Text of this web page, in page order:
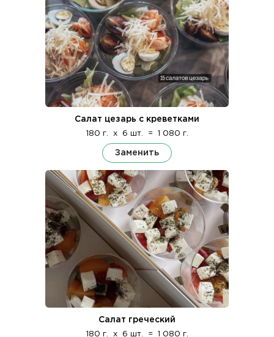
Салат цезарь с креветками
180 г. x 6 шт. = 1 080 г.
Заменить
Салат греческий
180 г. x 6 шт. = 1 080 г.